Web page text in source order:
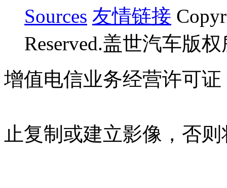
Sources 友情链接
Reserved.盖世汽车版
增值电信业务经营许可证
止复制或建立影像，否